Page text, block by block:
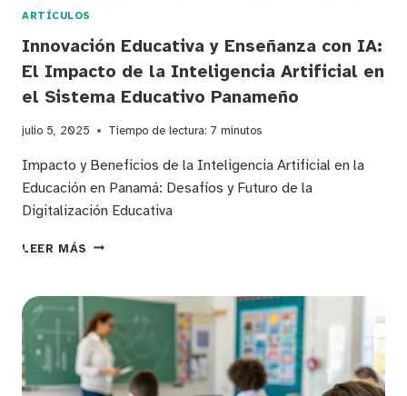
PROGRAMACIÓN
ARTÍCULOS
Innovación Educativa y Enseñanza con IA:
El Impacto de la Inteligencia Artificial en
el Sistema Educativo Panameño
julio 5, 2025 Tiempo de lectura: 7 minutos
Impacto y Beneficios de la Inteligencia Artificial en la
Educación en Panamá: Desafíos y Futuro de la
Digitalización Educativa
LEER MÁS INNOVACIÓN
ENSEÑANZA
CON
IA:
EL
IMPACTO
DE